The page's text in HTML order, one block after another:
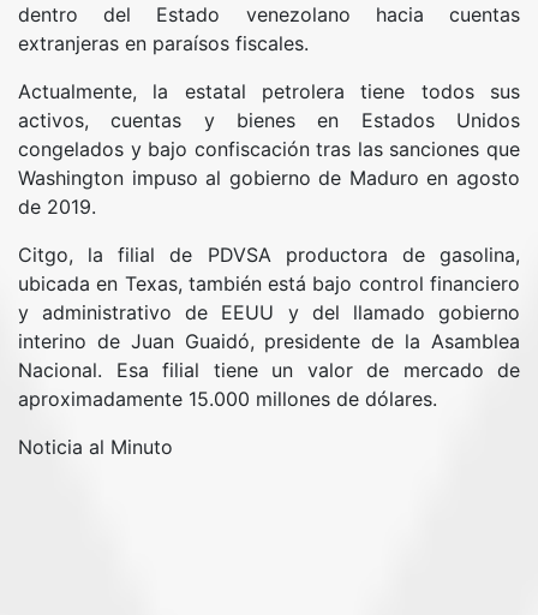
dentro del Estado venezolano hacia cuentas
extranjeras en paraísos fiscales.
Actualmente, la estatal petrolera tiene todos sus
activos, cuentas y bienes en Estados Unidos
congelados y bajo confiscación tras las sanciones que
Washington impuso al gobierno de Maduro en agosto
de 2019.
Citgo, la filial de PDVSA productora de gasolina,
ubicada en Texas, también está bajo control financiero
y administrativo de EEUU y del llamado gobierno
interino de Juan Guaidó, presidente de la Asamblea
Nacional. Esa filial tiene un valor de mercado de
aproximadamente 15.000 millones de dólares.
Noticia al Minuto